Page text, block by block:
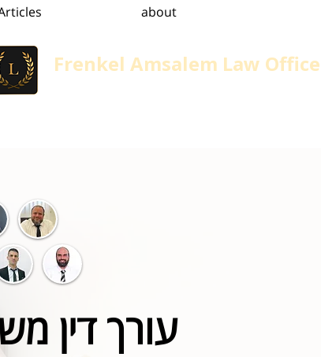
about
Frenkel Amsalem Law Office
עורך דין